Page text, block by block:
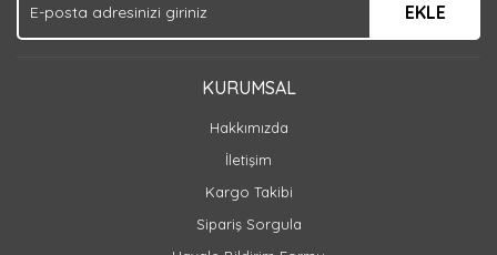
EKLE
KURUMSAL
Hakkımızda
İletişim
Kargo Takibi
Sipariş Sorgula